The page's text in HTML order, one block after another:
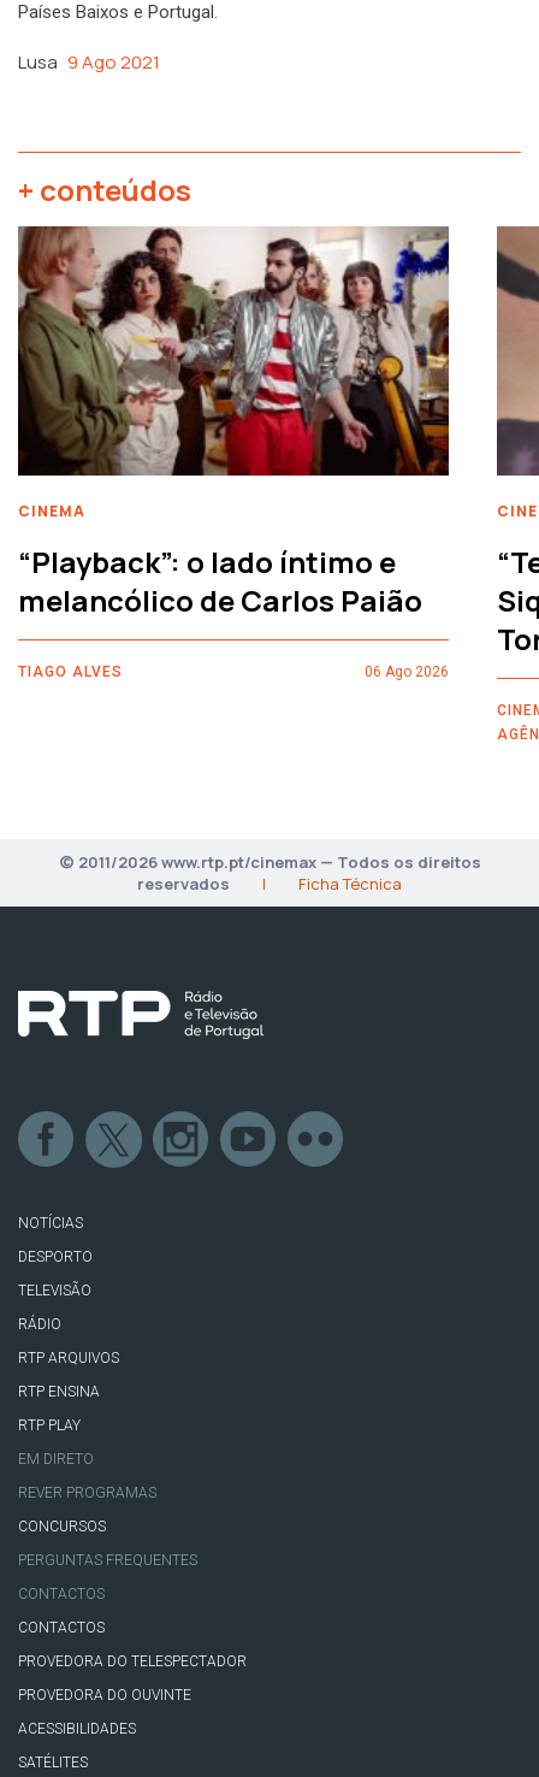
Países Baixos e Portugal.
Lusa 9 Ago 2021
+ conteúdos
CINEMA
“Playback”: o lado íntimo e
melancólico de Carlos Paião
TIAGO ALVES 06 Ago 2026
© 2011/2026 www.rtp.pt/cinemax — Todos os direitos
reservados
| Ficha Técnica
NOTÍCIAS
DESPORTO
TELEVISÃO
RÁDIO
RTP ARQUIVOS
RTP ENSINA
RTP PLAY
EM DIRETO
REVER PROGRAMAS
CONCURSOS
PERGUNTAS FREQUENTES
CONTACTOS
CONTACTOS
PROVEDORA DO TELESPECTADOR
PROVEDORA DO OUVINTE
ACESSIBILIDADES
SATÉLITES